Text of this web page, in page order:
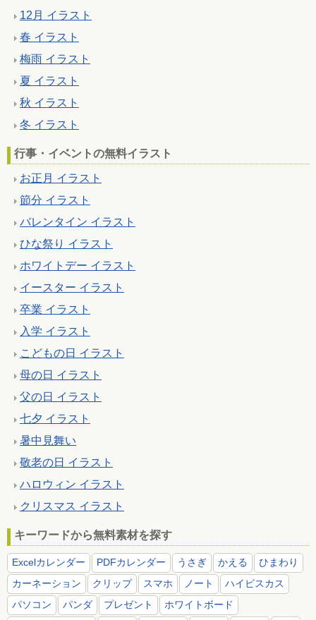
12月 イラスト
春 イラスト
梅雨 イラスト
夏 イラスト
秋 イラスト
冬 イラスト
行事・イベントの無料イラスト
お正月 イラスト
節分 イラスト
バレンタイン イラスト
ひな祭り イラスト
ホワイトデー イラスト
イースター イラスト
卒業 イラスト
入学 イラスト
こどもの日 イラスト
母の日 イラスト
父の日 イラスト
七夕 イラスト
暑中見舞い
敬老の日 イラスト
ハロウィン イラスト
クリスマス イラスト
キーワードから無料素材を探す
Excelカレンダー PDFカレンダー うさぎ かえる
ひまわり
カーネーション
クリップ スマホ ノート
ハイビスカス
パソコン
パンダ プレゼント ホワイトボード